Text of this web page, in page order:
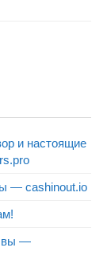
и настоящие
— cashinout.io
—